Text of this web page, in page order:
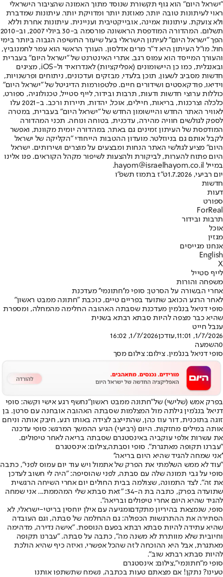
"ישראל היום" הוא גוף תקשורת שנוסד מתוך האמונה שהציבור הישראלי
ראוי לעיתונות טובה יותר, מאוזנת יותר ומדויקת יותר. עיתונות שמדברת
ולא צועקת. עיתונות אמינה, אובייקטיבית ועניינית. עיתונות אחרת וללא
תשלום. המהדורה המודפסת הראשונה פורסמה ב-30 ביולי 2007, וב-2010
הפך "ישראל היום" לעיתון הישראלי בעל שיעור החשיפה הגבוה ביותר בימי
חול. מו"ל העיתון היא ד"ר מרים אדלסון. העורך הראשי הוא עמר לחמנוביץ,
והעורך המייסד הוא עמוס רגב. אתרי האינטרנט של "ישראל היום" בעברית
ובאנגלית, כמו כן היישומונים (אפליקציות) לאנדרואיד ול-iOS, מציגים
חדשות מסביב לשעון, תוכן בלעדי, מבזקים ועדכונים, ניתוחים ופרשנויות,
וידיאו, פודקאסטים ושידורים חיים. פלטפורמות הדיגיטל של "ישראל היום"
כוללות ערוצי חדשות ודעות, תרבות ובידור, לייף סטייל, טכנולוגיה, ספורט,
כלכלה וצרכנות, בריאות, חיילים, אוכל, יהדות, תיירות ורכב. ב-2021 עלו
לאוויר האתר החדש והיישומון החדש של "ישראל היום" בעברית, במטרה
לספק לגולשים חוויה מהירה, עדכנית, בטוחה ונוחה. תכני המהדורה
המודפסת של העיתון זמינים גם באתר, במהדורה יומית מקוונת, ואפשר
לקבל אותם גם בניוזלטר. מועדון ההטבות הייחודי "הקליקה של ישראל
היום" מציע לגולשי האתר הנחות ומבצעים על מוצרים ושירותים. ישראל
היום פתוח להערות, לביקורת ולהצעות לשיפור מקהל הקוראים. פנו אלינו
במייל hayom@israelhayom.co.il.
יום רביעי, 1.7.2026
ט"ז בתמוז תשפ"ו
חדשות
דעות
ספורט
ForReal
תרבות ובידור
אוכל
מגזין
אנחנו מגייסים
English
X
לייף סטייל
משפחה והורות
אחרי הבשורה על הסרטן: סופי מ''חתונמי'' מעדכנת
לאחר הרגע הכואב שתועד בפריים טיים, כוכבת "חתונה ממבט ראשון"
סופי דניאל בנג'מין מעדכנת שסבתה האהובה החלימה מהמחלה, ומספרת
שהיא כבר מצפה להיות סבתא רבתא בשנית
ענבל חייט
1/7/2026, 11:01
,עודכן1/7/2026, 16:02
0השמעה
סופי דניאל בנג'מין. צילום: צילום מסך
בפרק אמש (שלישי) של"חתונה ממבט ראשון"נחשף רגע אישי וקשה: סופי
דניאל בנג'מין גילתה מול המצלמות שסבתה האהובה אובחנה עם סרטן. בן
זוגה בתוכנית, דור עוז כהן, שהתייצב לצידה באותו רגע, חיבק אותה וניחם
אותה במילים מחזקות. היום (רביעי) הגיע ההמשך המרגש: סופי עדכנה
את עשרות אלפי עוקביה באינסטגרם שסבתה בריאה לאחר טיפולים.
"עברנו תקופה מאתגרת". סופי וסבתה,צילום: אינסטגרם
''אני שמחה להגיד שהיא היום בריאה''
"עוד לא ממש השלמתי את הפרק של אתמול ויש עוד יום עמוס לפני", כתבה
סופי על גבי תמונה שלה עם סבתה, לפני שהוסיפה: "היה לי חשוב לעדכן
את זה". לצד התמונה, שצולמה בבית החולים יום אחרי השיחה הרגשית
שתועדה בפרק, כתבה בת ה-34: "זאת סבתא שלי המהממת... אני שמחה
להגיד שהיא היום אחרי טיפולים ובריאה".
סופי, שנמצאת בהיריון מתקדםומגיעה עם אילן יוחסין בריטי-ישראלי, לא
הסתירה את ההתרגשות הכפולה: גם ההחלמה של סבתה, וגם העובדה
שהיא עתידה להיות סבתא רבתא בפעם הנוספת. "אישה נדירה, מדהימה
וחיובית שלא מוותרת לא משנה מה", כתבה על סבתה. "עברנו תקופה
מאתגרת, אבל היא ההוכחה לזה שהכל אפשרי, ואיזה כיף שהיא הולכת
להיות סבתא רבתא שוב".
סופי מ"חתונמי",צילום: אינסטגרם
טעינו? נתקן! אם מצאתם טעות בכתבה, נשמח שתשתפו אותנו